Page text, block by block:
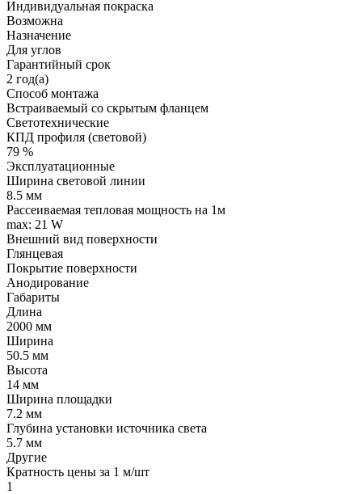
Индивидуальная покраска
Возможна
Назначение
Для углов
Гарантийный срок
2 год(а)
Способ монтажа
Встраиваемый со скрытым фланцем
Светотехнические
КПД профиля (cветовой)
79 %
Эксплуатационные
Ширина световой линии
8.5 мм
Рассеиваемая тепловая мощность на 1м
max: 21 W
Внешний вид поверхности
Глянцевая
Покрытие поверхности
Анодирование
Габариты
Длина
2000 мм
Ширина
50.5 мм
Высота
14 мм
Ширина площадки
7.2 мм
Глубина установки источника света
5.7 мм
Другие
Кратность цены за 1 м/шт
1